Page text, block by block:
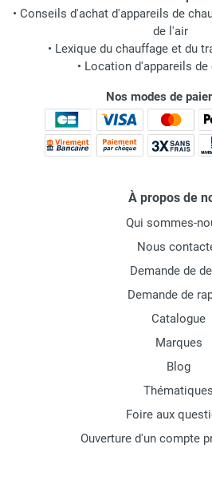
• Conseils d'achat d'appareils de
de l'air
• Lexique du chauffage et du
• Location d'appareils de
Nos modes de
À propos de
Qui sommes-
Nous
Demande de
Demande de
Catalogue
Marques
Blog
Thématiques
Foire aux
Ouverture d'un compte